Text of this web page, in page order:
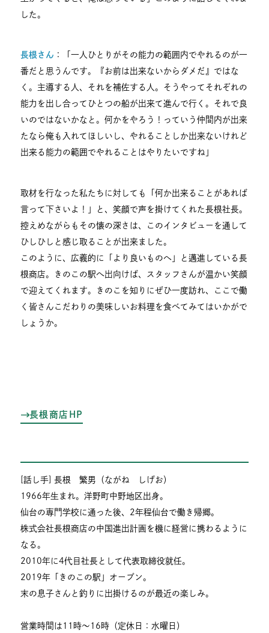
した。
長根さん ：「一人ひとりがその能力の範囲内でやれるのが一
番だと思うんです。『お前は出来ないからダメだ』ではな
く。主導する人、それを補佐する人。そうやってそれぞれの
能力を出し合ってひとつの船が出来て進んで行く。それで良
いのではないかなと。何かをやろう！っていう仲間内が出来
たなら俺も入れてほしいし、やれることしか出来ないけれど
出来る能力の範囲でやれることはやりたいですね」
取材を行なった私たちに対しても「何か出来ることがあれば
言って下さいよ！」と、笑顔で声を掛けてくれた長根社長。
控えめながらもその懐の深さは、このインタビューを通して
ひしひしと感じ取ることが出来ました。
このように、広義的に「より良いものへ」と邁進している長
根商店。きのこの駅へ出向けば、スタッフさんが温かい笑顔
で迎えてくれます。きのこを知りにぜひ一度訪れ、ここで働
く皆さんこだわりの美味しいお料理を食べてみてはいかがで
しょうか。
長根商店HP
[話し手] 長根 繁男（ながね しげお）
1966年生まれ。洋野町中野地区出身。
仙台の専門学校に通った後、2年程仙台で働き帰郷。
株式会社長根商店の中国進出計画を機に経営に携わるように
なる。
2010年に4代目社長として代表取締役就任。
2019年「きのこの駅」オープン。
末の息子さんと釣りに出掛けるのが最近の楽しみ。
営業時間は11時～16時（定休日：水曜日）